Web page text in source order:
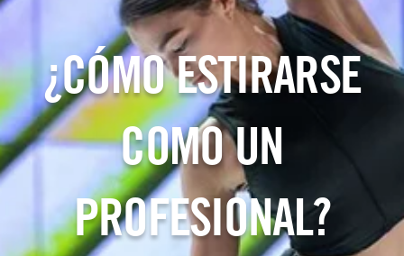
¿CÓMO ESTIRARSE
COMO UN
PROFESIONAL?